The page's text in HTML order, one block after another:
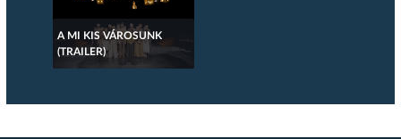
A MI KIS VÁROSUNK
(TRAILER)